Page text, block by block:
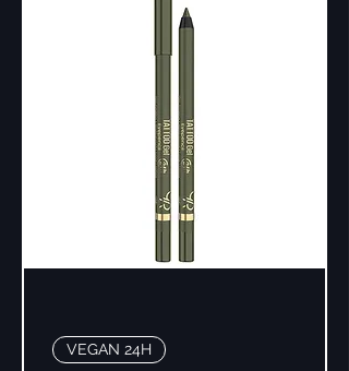
VEGAN 24H